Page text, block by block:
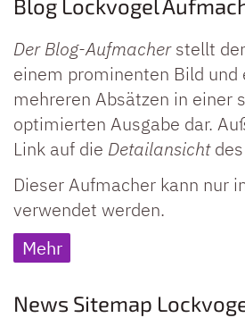
Blog Lockvogel
Der Blog-Aufmacherstellt
einem prominenten Bild und
mehreren Absätzen in einer
optimierten Ausgabe dar.
Link auf die Detailansichtdes
Dieser Aufmacher kann nur
verwendet werden.
Mehr
News Sitemap